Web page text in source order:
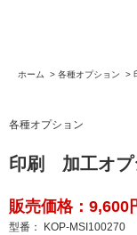
ホーム > 各種オプション >
各種オプション
印刷 加工オプ
販売価格：9,600
型番： KOP-MSI100270